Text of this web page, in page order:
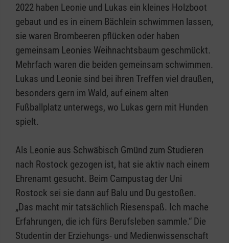
2022 haben Leonie und Lukas ein kleines Holzboot
gebaut und es in einem Bächlein schwimmen lassen,
sie waren Brombeeren pflücken oder haben
gemeinsam Leonies Weihnachtsbaum geschmückt.
Mehrfach waren die beiden gemeinsam schwimmen.
Lukas und Leonie sind bei ihren Treffen viel draußen,
besonders gern im Wald, auf einem alten
Fußballplatz unterwegs, wo Lukas gern mit Hunden
spielt.
Als Leonie aus Schwäbisch Gmünd zum Studieren
nach Rostock gezogen ist, hat sie aktiv nach einem
Ehrenamt gesucht. Beim Campustag der Uni
Rostock sei sie dann auf Balu und Du gestoßen.
„Das macht mir tatsächlich Riesenspaß. Ich mache
Erfahrungen, die ich fürs Berufsleben sammle.“ Die
Studentin der Erziehungs- und Medienwissenschaft